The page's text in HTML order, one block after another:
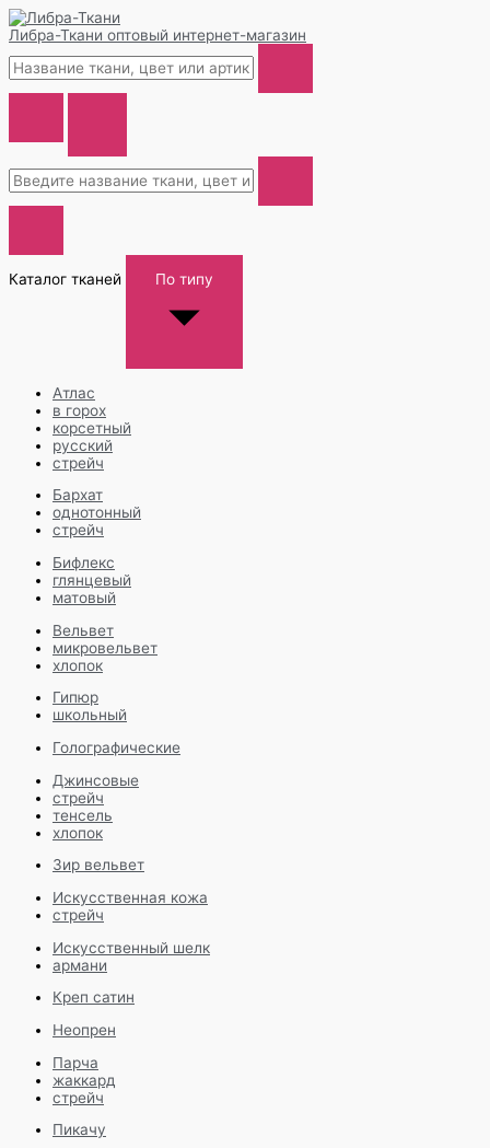
Либра-Ткани оптовый интернет-магазин
Каталог тканей По типу
Атлас
в горох
корсетный
русский
стрейч
Бархат
однотонный
стрейч
Бифлекс
глянцевый
матовый
Вельвет
микровельвет
хлопок
Гипюр
школьный
Голографические
Джинсовые
стрейч
тенсель
хлопок
Зир вельвет
Искусственная кожа
стрейч
Искусственный шелк
армани
Креп сатин
Неопрен
Парча
жаккард
стрейч
Пикачу